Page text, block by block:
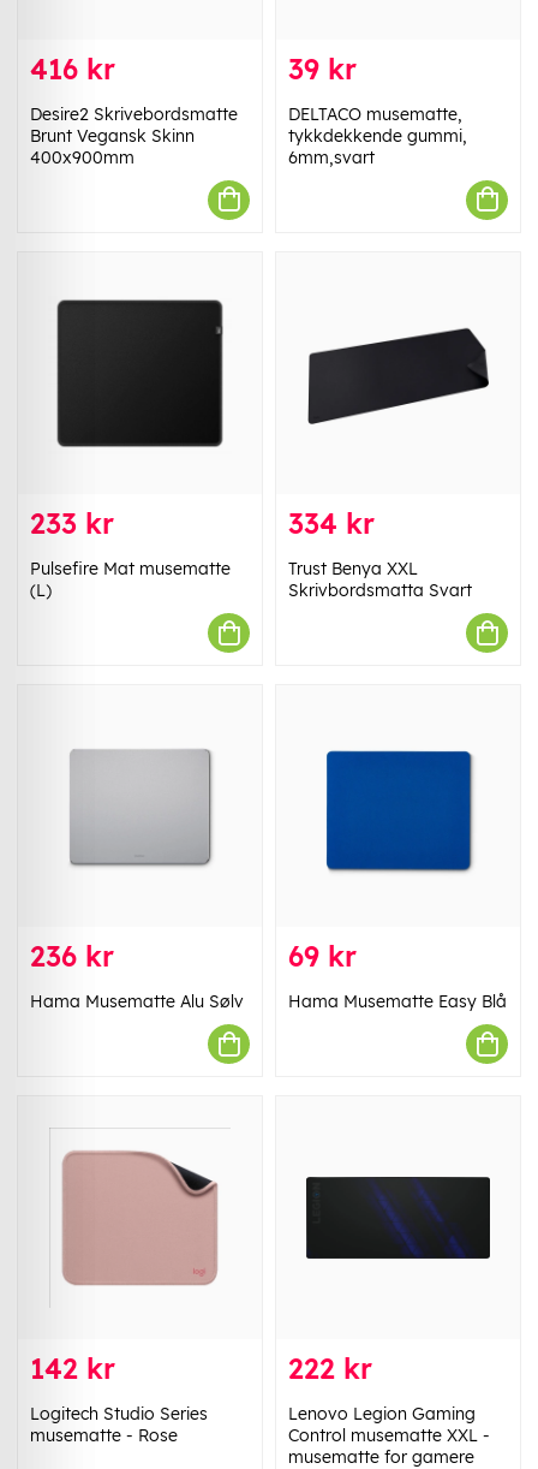
416 kr
Desire2 Skrivebordsmatte
Brunt Vegansk Skinn
400x900mm
39 kr
DELTACO musematte,
tykkdekkende gummi,
6mm,svart
233 kr
Pulsefire Mat musematte
(L)
334 kr
Trust Benya XXL
Skrivbordsmatta Svart
236 kr
Hama Musematte Alu Sølv
69 kr
Hama Musematte Easy Blå
142 kr
Logitech Studio Series
musematte - Rose
222 kr
Lenovo Legion Gaming
Control musematte XXL -
musematte for gamere